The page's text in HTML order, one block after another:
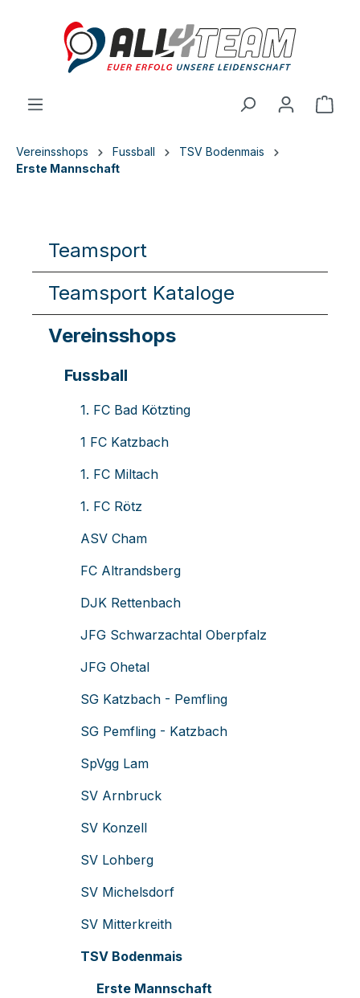
Vereinsshops Fussball
TSV Bodenmais
Erste Mannschaft
Teamsport
Teamsport Kataloge
Vereinsshops
Fussball
1. FC Bad Kötzting
1 FC Katzbach
1. FC Miltach
1. FC Rötz
ASV Cham
FC Altrandsberg
DJK Rettenbach
JFG Schwarzachtal Oberpfalz
JFG Ohetal
SG Katzbach - Pemfling
SG Pemfling - Katzbach
SpVgg Lam
SV Arnbruck
SV Konzell
SV Lohberg
SV Michelsdorf
SV Mitterkreith
TSV Bodenmais
Erste Mannschaft